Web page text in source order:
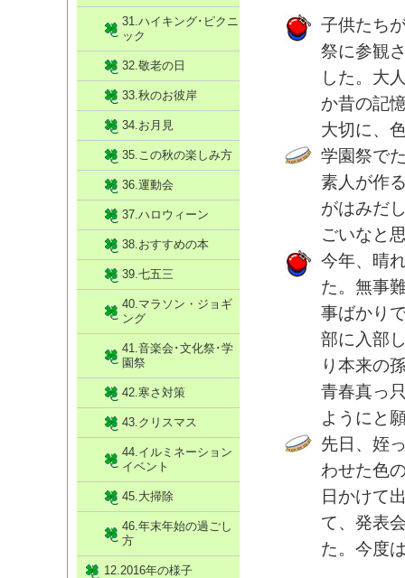
子供たち
祭に参観
した。大
か昔の記
大切に、
学園祭で
素人が作
がはみだ
ごいなと
今年、晴
た。無事
事ばかり
部に入部
り本来の
青春真っ
ようにと
先日、姪
わせた色
日かけて
て、発表
た。今度
31.ハイキング･ピクニ
ック
32.敬老の日
33.秋のお彼岸
34.お月見
35.この秋の楽しみ方
36.運動会
37.ハロウィーン
38.おすすめの本
39.七五三
40.マラソン・ジョギ
ング
41.音楽会･文化祭･学
園祭
42.寒さ対策
43.クリスマス
44.イルミネーション
イベント
45.大掃除
46.年末年始の過ごし
方
12.2016年の様子